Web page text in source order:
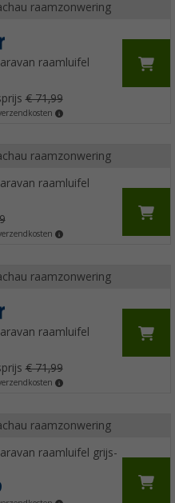
raamzonwering
raamluifel
€ 71,99
raamzonwering
raamluifel
raamzonwering
raamluifel
€ 71,99
raamzonwering
raamluifel grijs-